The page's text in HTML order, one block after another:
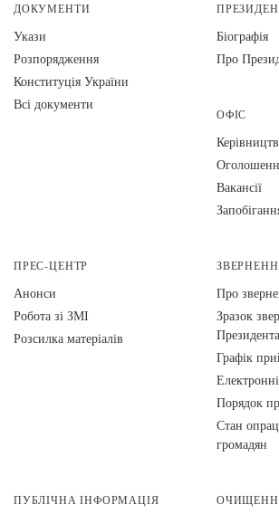
ДОКУМЕНТИ
Укази
Розпорядження
Конституція України
Всі документи
Біографія
Про
ОФІС
Вакансії
ПРЕС-ЦЕНТР
Анонси
Робота зі ЗМІ
Розсилка матеріалів
Про
Зразок
Графік
Порядок
Стан
громадян
ПУБЛІЧНА ІНФОРМАЦІЯ